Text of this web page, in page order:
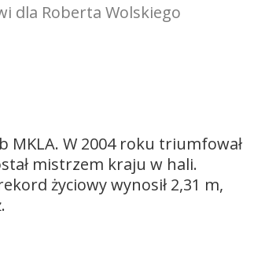
dla Roberta Wolskiego
MKLA. W 2004 roku triumfował
mistrzem kraju w hali.
życiowy wynosił 2,31 m,